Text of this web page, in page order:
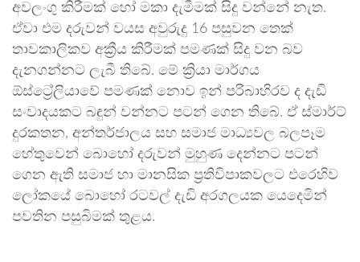
අවලංගු කිරීමක් හෝ මකා දැමීමක් සිදු වන්නේ නැත.
ඒවා එම දරුවන් වයස අවුරුදු 16 පසුවන තෙක්
තාවකාලිකව අක්‍රීය කිරීමක් පමණක් සිදු වන බව
දැනගන්නට ලැබී තිබේ. මේ ක්‍රියා මාර්ගය
ඕස්ට්‍රේලියාවේ පමණක් නොව ඉන් පරිබාහිරව ද දැඩි
සංවාදයකට බඳුන් වන්නට පටන් ගෙන තිබේ. ඒ ස්මාර්ට්
දුරකතන, අන්තර්ජාලය සහ සමාජ මාධ්‍යවල බලපෑම
හේතුවෙන් බොහෝ දරුවන් මුහුණ දෙන්නට පටන්
ගෙන ඇති සමාජ හා මානසික ප්‍රතිවිපාකවලට එරෙහිව
ලෝකයේ බොහෝ රටවල් දැඩි අරගලයක යෙදෙමින්
පවතින පසුබිමක් තුළය.